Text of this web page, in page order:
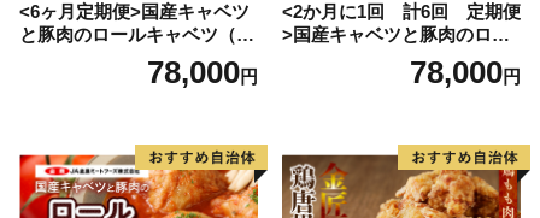
<6ヶ月定期便>国産キャベツ
と豚肉のロールキャベツ（4P
78,000円
<2か月に1回 計6回 定期便
>国産キャベツと豚肉のロー
ルキャベツ（4P入り）
78,000円